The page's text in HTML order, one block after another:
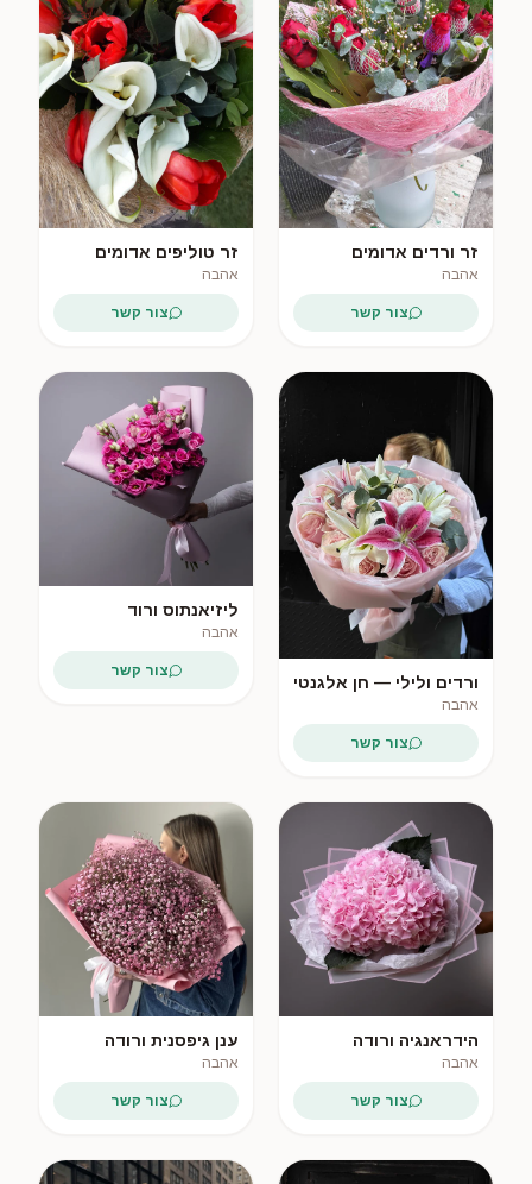
זר ורדים אדומים
בעטיפת רשת
אהבה
צור קשר
זר טוליפים אדומים
וקאלות לבנות
אהבה
צור קשר
ורדים ולילי — חן אלגנטי
אהבה
צור קשר
ליזיאנתוס ורוד
אהבה
צור קשר
הידראנגיה ורודה
אהבה
צור קשר
ענן גיפסנית ורודה
אהבה
צור קשר